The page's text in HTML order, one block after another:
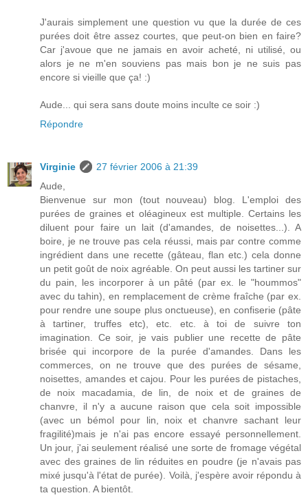
J'aurais simplement une question vu que la durée de ces
purées doit être assez courtes, que peut-on bien en faire?
Car j'avoue que ne jamais en avoir acheté, ni utilisé, ou
alors je ne m'en souviens pas mais bon je ne suis pas
encore si vieille que ça! :)
Aude... qui sera sans doute moins inculte ce soir :)
Répondre
Virginie
27 février 2006 à 21:39
Aude,
Bienvenue sur mon (tout nouveau) blog. L'emploi des
purées de graines et oléagineux est multiple. Certains les
diluent pour faire un lait (d'amandes, de noisettes...). A
boire, je ne trouve pas cela réussi, mais par contre comme
ingrédient dans une recette (gâteau, flan etc.) cela donne
un petit goût de noix agréable. On peut aussi les tartiner sur
du pain, les incorporer à un pâté (par ex. le "hoummos"
avec du tahin), en remplacement de crème fraîche (par ex.
pour rendre une soupe plus onctueuse), en confiserie (pâte
à tartiner, truffes etc), etc. etc. à toi de suivre ton
imagination. Ce soir, je vais publier une recette de pâte
brisée qui incorpore de la purée d'amandes. Dans les
commerces, on ne trouve que des purées de sésame,
noisettes, amandes et cajou. Pour les purées de pistaches,
de noix macadamia, de lin, de noix et de graines de
chanvre, il n'y a aucune raison que cela soit impossible
(avec un bémol pour lin, noix et chanvre sachant leur
fragilité)mais je n'ai pas encore essayé personnellement.
Un jour, j'ai seulement réalisé une sorte de fromage végétal
avec des graines de lin réduites en poudre (je n'avais pas
mixé jusqu'à l'état de purée). Voilà, j'espère avoir répondu à
ta question. A bientôt.